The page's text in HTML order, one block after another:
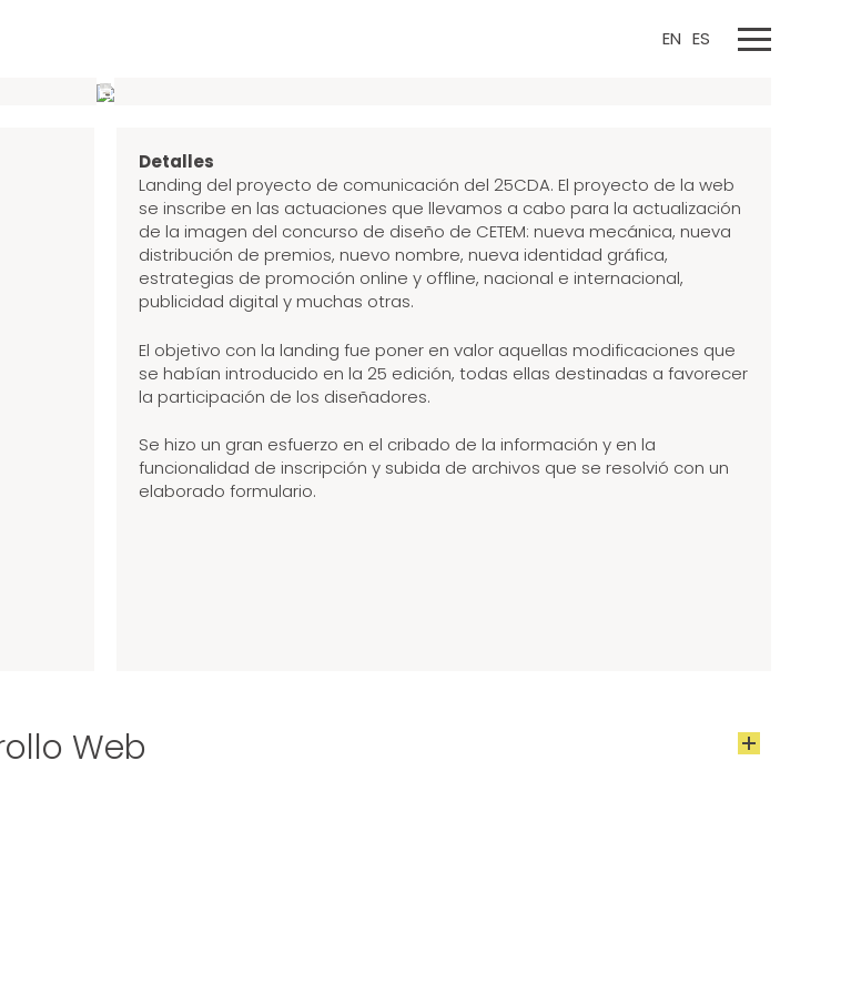
EN ES
Detalles
Landing del proyecto de comunicación del 25CDA. El proyecto de la web
se inscribe en las actuaciones que llevamos a cabo para la actualización
de la imagen del concurso de diseño de CETEM: nueva mecánica, nueva
distribución de premios, nuevo nombre, nueva identidad gráfica,
estrategias de promoción online y offline, nacional e internacional,
publicidad digital y muchas otras.
El objetivo con la landing fue poner en valor aquellas modificaciones que
se habían introducido en la 25 edición, todas ellas destinadas a favorecer
la participación de los diseñadores.
Se hizo un gran esfuerzo en el cribado de la información y en la
funcionalidad de inscripción y subida de archivos que se resolvió con un
elaborado formulario.
Web